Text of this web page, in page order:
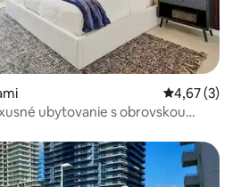
Priemerné
4,67 (3)
ubytovanie s obrovskou